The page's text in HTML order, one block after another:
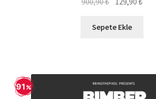
oy aldı
900,90 ₺.
Sepete Ekle
91